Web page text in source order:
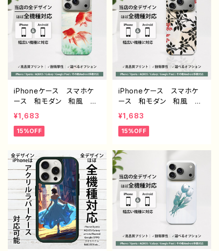
oid アンドロイド おすす
め 個性的 人気 イラス
トレーター 絵師 クリエ
イター オリジナル デザ
イン グッズ タイトル：脱
法寿司 作：んごミック G
-6
alaxy AQUOS Xperia
Google Pixel タイト
ル：和モダン /きつね デザイ
ン934 J1-9
iPhoneケース スマホケ
ース 和モダン 和風 和
柄 金魚 シンプル おし
ゃれ メンズ 大人女子
かわいい 安い iPhone1
め 個性的 Android ア
ンドロイド ケース Galax
y AQUOS Xperia Go
ogle Pixel タイトル：和モ
ダン /金魚 デザイン935 J
¥1,683
15%OFF
iPhoneケース スマホケ
ース 和モダン 和風 和
柄 花柄 シンプル おし
ゃれ メンズ 大人女子
かわいい 安い iPhone1
め 個性的 Android ア
ンドロイド ケース Galax
y AQUOS Xperia Go
ogle Pixel タイトル：和モ
ダン 南天 デザイン933 J1
-9
¥1,683
15%OFF